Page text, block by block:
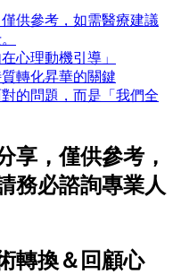
供參考，如需醫療建議
心理動機引導」
轉化昇華的關鍵
的問題，而是「我們全
享，僅供參考，
務必諮詢專業人
轉換＆回顧心